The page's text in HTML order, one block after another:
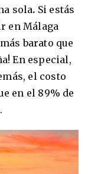
sola. Si estás
en Málaga
barato que
En especial,
el costo
en el 89% de